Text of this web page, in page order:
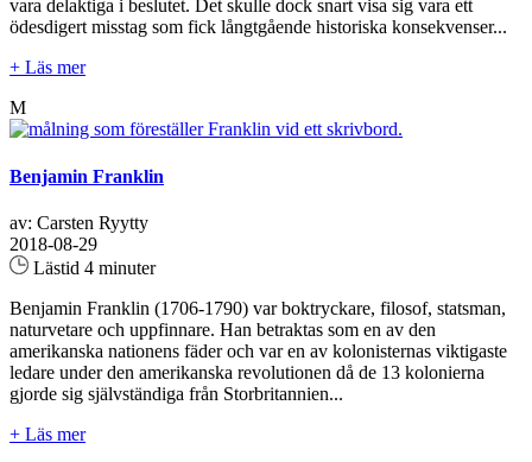
vara delaktiga i beslutet. Det skulle dock snart visa sig vara ett
ödesdigert misstag som fick långtgående historiska konsekvenser...
+ Läs mer
M
Benjamin Franklin
av: Carsten Ryytty
2018-08-29
Lästid 4 minuter
Benjamin Franklin (1706-1790) var boktryckare, filosof, statsman,
naturvetare och uppfinnare. Han betraktas som en av den
amerikanska nationens fäder och var en av kolonisternas viktigaste
ledare under den amerikanska revolutionen då de 13 kolonierna
gjorde sig självständiga från Storbritannien...
+ Läs mer